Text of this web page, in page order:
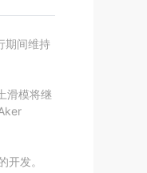
期间维持
滑模将继
发。